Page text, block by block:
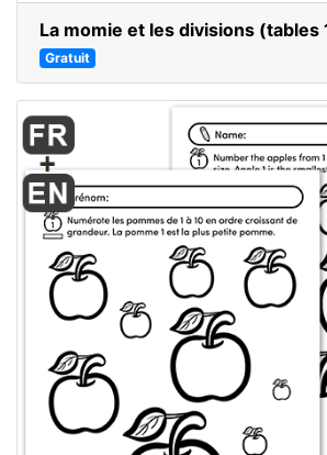
La momie et les divisions (tables
Gratuit